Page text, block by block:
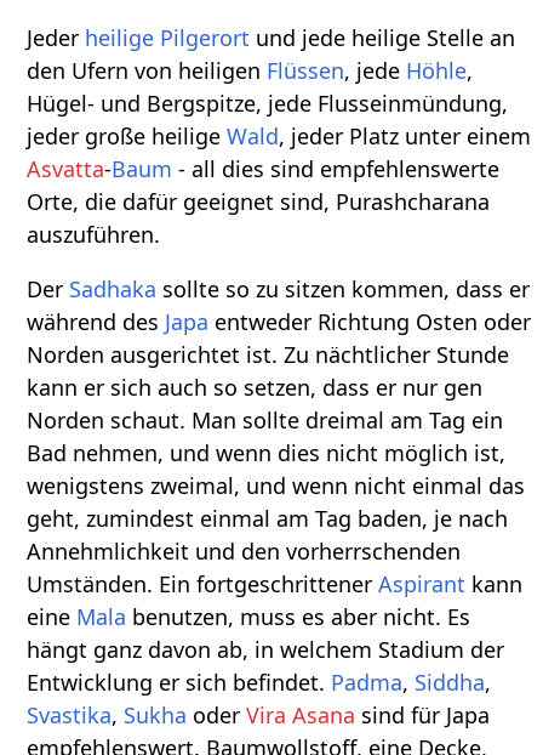
Jeder heilige Pilgerort und jede heilige Stelle an
den Ufern von heiligen Flüssen, jede Höhle,
Hügel- und Bergspitze, jede Flusseinmündung,
jeder große heiligeWald, jeder Platz unter einem
Asvatta-Baum - all dies sind empfehlenswerte
Orte, die dafür geeignet sind, Purashcharana
auszuführen.
Der Sadhaka sollte so zu sitzen kommen, dass er
während des Japa entweder Richtung Osten oder
Norden ausgerichtet ist. Zu nächtlicher Stunde
kann er sich auch so setzen, dass er nur gen
Norden schaut. Man sollte dreimal am Tag ein
Bad nehmen, und wenn dies nicht möglich ist,
wenigstens zweimal, und wenn nicht einmal das
geht, zumindest einmal am Tag baden, je nach
Annehmlichkeit und den vorherrschenden
Umständen. Ein fortgeschrittenerAspirant kann
eine Mala benutzen, muss es aber nicht. Es
hängt ganz davon ab, in welchem Stadium der
Entwicklung er sich befindet. Padma, Siddha,
Svastika, Sukha oderVira Asana sind für Japa
empfehlenswert. Baumwollstoff, eine Decke,